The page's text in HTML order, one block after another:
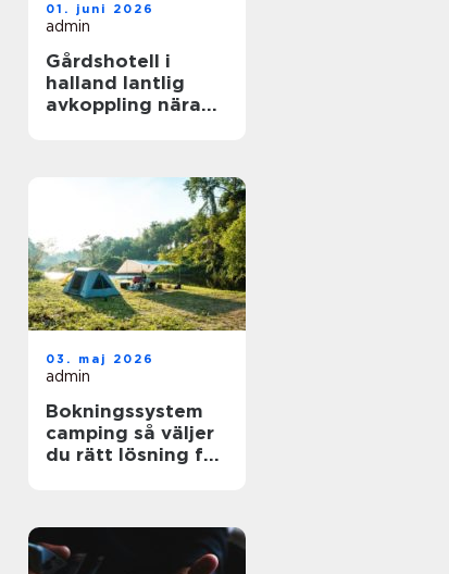
01. juni 2026
admin
Gårdshotell i
halland lantlig
avkoppling nära
03. maj 2026
admin
Bokningssystem
camping så väljer
du rätt lösning för